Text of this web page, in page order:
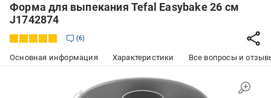
Форма для выпекания Tefal Easybake 26 см
J1742874
6
Основная информация Характеристики Все вопросы и